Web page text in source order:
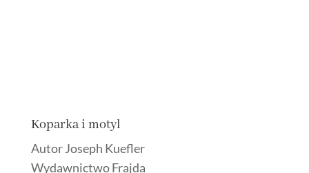
Koparka i motyl
Autor Joseph Kuefler
Wydawnictwo Frajda